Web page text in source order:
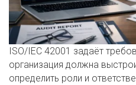
ISO/IEC 42001 задаёт
организация должна
определить роли и